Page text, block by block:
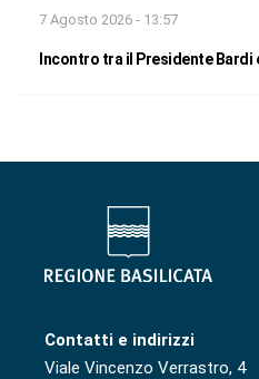
7 Agosto 2026 - 13:57
Incontro tra il Presidente Bardi
Contatti e indirizzi
Viale Vincenzo Verrastro, 4